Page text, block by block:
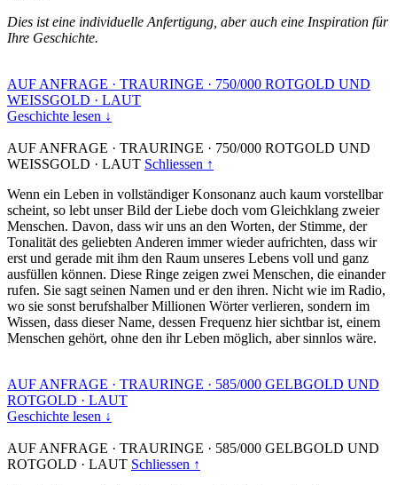
Dies ist eine individuelle Anfertigung, aber auch eine Inspiration für
Ihre Geschichte.
AUF ANFRAGE · TRAURINGE · 750/000 ROTGOLD UND
WEISSGOLD · LAUT
Geschichte lesen ↓
AUF ANFRAGE · TRAURINGE · 750/000 ROTGOLD UND
WEISSGOLD · LAUT Schliessen ↑
Wenn ein Leben in vollständiger Konsonanz auch kaum vorstellbar
scheint, so lebt unser Bild der Liebe doch vom Gleichklang zweier
Menschen. Davon, dass wir uns an den Worten, der Stimme, der
Tonalität des geliebten Anderen immer wieder aufrichten, dass wir
erst und gerade mit ihm den Raum unseres Lebens voll und ganz
ausfüllen können. Diese Ringe zeigen zwei Menschen, die einander
rufen. Sie sagt seinen Namen und er den ihren. Nicht wie im Radio,
wo sie sonst berufshalber Millionen Wörter verlieren, sondern im
Wissen, dass dieser Name, dessen Frequenz hier sichtbar ist, einem
Menschen gehört, ohne den ihr Leben möglich, aber sinnlos wäre.
AUF ANFRAGE · TRAURINGE · 585/000 GELBGOLD UND
ROTGOLD · LAUT
Geschichte lesen ↓
AUF ANFRAGE · TRAURINGE · 585/000 GELBGOLD UND
ROTGOLD · LAUT Schliessen ↑